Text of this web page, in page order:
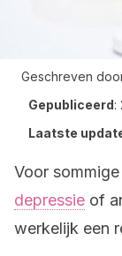
Geschreven
Gepubliceerd:
Laatste
Voor
depressie of
werkelijk een